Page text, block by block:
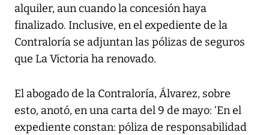
alquiler, aun cuando la concesión haya
finalizado. Inclusive, en el expediente de la
Contraloría se adjuntan las pólizas de seguros
que La Victoria ha renovado.
El abogado de la Contraloría, Álvarez, sobre
esto, anotó, en una carta del 9 de mayo: ‘En el
expediente constan: póliza de responsabilidad